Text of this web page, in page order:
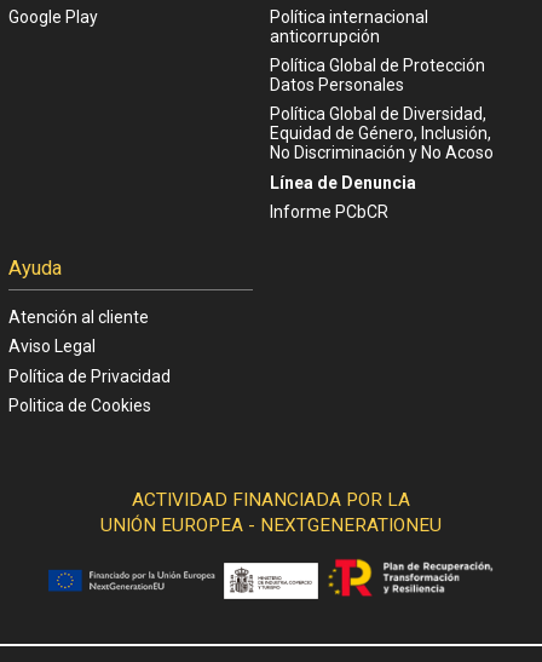
Google Play
Política internacional
anticorrupción
Política Global de Protección
Datos Personales
Política Global de Diversidad,
Equidad de Género, Inclusión,
No Discriminación y No Acoso
Línea de Denuncia
Informe PCbCR
Ayuda
Atención al cliente
Aviso Legal
Política de Privacidad
Politica de Cookies
ACTIVIDAD FINANCIADA POR LA
UNIÓN EUROPEA - NEXTGENERATIONEU